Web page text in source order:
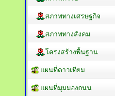
สภาพทางเศรษฐกิจ
สภาพทางสังคม
โครงสร้างพื้นฐาน
แผนที่ดาวเทียม
แผนที่มุมมองถนน